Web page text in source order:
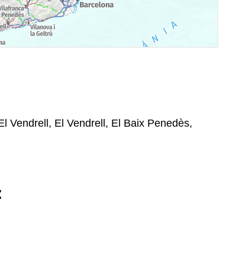
Vendrell, El Vendrell, El Baix Penedès,